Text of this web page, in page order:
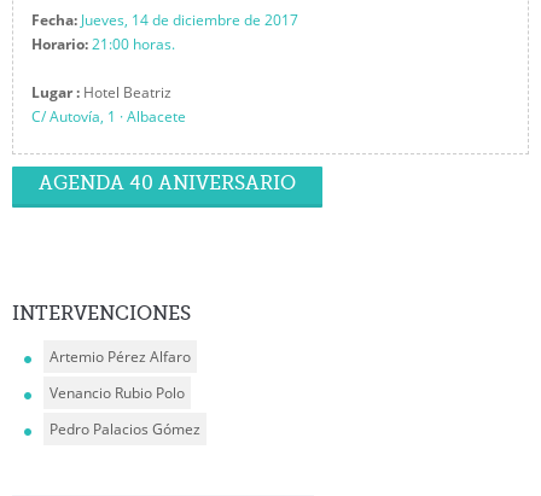
Fecha: Jueves, 14 de diciembre de 2017
Horario:21:00 horas.
Lugar : Hotel Beatriz
C/ Autovía, 1 · Albacete
AGENDA 40 ANIVERSARIO
INTERVENCIONES
Artemio Pérez Alfaro
Venancio Rubio Polo
Pedro Palacios Gómez